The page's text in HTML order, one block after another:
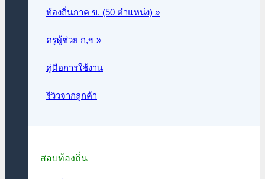
ท้องถิ่นภาค ข. (50 ตำแหน่ง) »
ครูผู้ช่วย ก,ข »
คู่มือการใช้งาน
รีวิวจากลูกค้า
สอบท้องถิ่น